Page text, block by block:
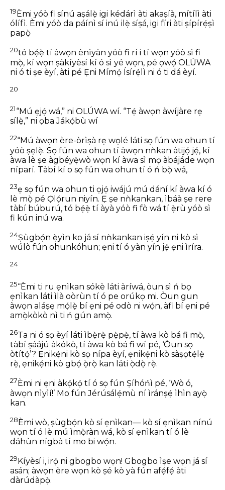
19 Èmi yóò fi sínú aṣálẹ̀ igi kédárì àti akaṣíà, mítílì àti
ólífì. Èmi yóò da páínì sí inú ilẹ̀ síṣá, igi fíri àti ṣípírẹ́ṣì
papọ̀
20tó bẹ́ẹ̀ tí àwọn ènìyàn yóò fi rí i tí wọn yóò sì fi
mọ̀, kí wọn ṣàkíyèsí kí ó sì yé wọn, pé ọwọ́ OLÚWA
ni ó ti ṣe èyí, àti pé Ẹni Mímọ́ Ísírẹ́lì ni ó ti dá èyí.
20
21“Mú ẹjọ́ wá,” ni OLÚWA wí. “Tẹ́ àwọn àwíjàre rẹ
sílẹ̀,” ni ọba Jákọ́bù wí
22“Mú àwọn ère-òrìṣà rẹ wọlé láti sọ fún wa ohun tí
yóò ṣẹlẹ̀. Sọ fún wa ohun tí àwọn nǹkan àtijọ́ jẹ́, kí
àwa lè ṣe àgbéyẹ̀wò wọn kí àwa sì mọ àbájáde wọn
níparí. Tàbí kí o sọ fún wa ohun tí ó ń bọ̀ wá,
23ẹ sọ fún wa ohun ti ọjọ́ iwájú mú dání kí àwa kí ó
lè mọ̀ pé Ọlọ́run niyín. Ẹ ṣe nǹkankan, ìbáà ṣe rere
tàbí búburú, tó bẹ́ẹ̀ tí àyà yóò fi fò wá tí ẹ̀rù yóò sì
fi kún inú wa.
24Ṣùgbọ́n ẹ̀yìn ko já sí nǹkankan iṣẹ́ yín ni kò sì
wúlò fún ohunkóhun; ẹni tí ó yàn yín jẹ́ ẹni ìríra.
24
25“Èmi ti ru ẹnìkan sókè láti àríwá, òun sì ń bọ
ẹnìkan láti ìlà oòrùn tí ó pe orúkọ mi. Òun gun
àwọn aláṣẹ mọ́lẹ̀ bí ẹni pé odò ni wọ́n, àfi bí ẹni pé
amọ̀kòkò nì ti ń gún amọ̀.
26Ta ni ó sọ èyí láti ìbẹ̀rẹ̀ pẹ̀pẹ̀, tí àwa kò bá fi mọ̀,
tàbí ṣáájú àkókò, tí àwa kò bá fi wí pé, ‘Òun sọ
òtítọ́’? Ẹnikẹ́ni kò sọ nípa èyí, ẹnikẹ́ni kò sàṣọtẹ́lẹ̀
rẹ̀, ẹnikẹ́ni kò gbọ́ ọ̀rọ̀ kan láti ọ̀dọ̀ rẹ̀.
27 Èmi ni ẹni àkọ́kọ́ tí ó sọ fún Ṣíhóńì pé, ‘Wò ó,
àwọn nìyìí!’ Mo fún Jérúsálẹ́mù ní ìránṣẹ́ ìhìn ayọ̀
kan.
28Èmi wò, ṣùgbọ́n kò sí ẹnìkan— kò sí ẹnìkan nínú
wọn tí ó lè mú ìmọ̀ràn wá, kò sí ẹnìkan tí ó lè
dáhùn nígbà tí mo bi wọ́n.
29 Kíyèsí i, irọ́ ni gbogbo wọn! Gbogbo ìṣe wọn já sí
asán; àwọn ère wọn kò ṣé kò yà fún afẹ́fẹ́ àti
dàrúdàpọ̀.